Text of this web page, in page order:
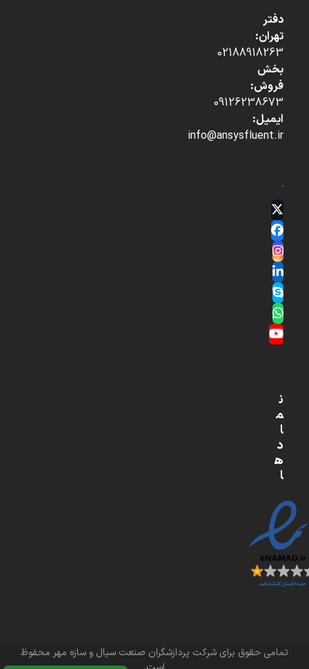
دفتر
تهران:
02188918263
بخش
فروش:
09126238673
ایمیل:
info@ansysfluent.ir
Twitter
(deprecated)
Facebook
Instagram
LinkedIn
Skype
Whatsapp
YouTube
ن
م
ا
د
ه
ا
تمامی حقوق برای شرکت پردازشگران صنعت سیال و سازه مهر محفوظ